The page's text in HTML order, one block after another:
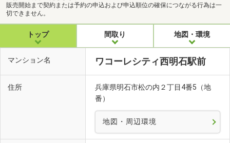
販売開始まで契約または予約の申込および申込順位の確保につながる行為は一
切できません。
トップ 間取り 地図・環境
マンション名 ワコーレシティ西明石駅前
住所
兵庫県明石市松の内２丁目4番5（地
番）
地図・周辺環境